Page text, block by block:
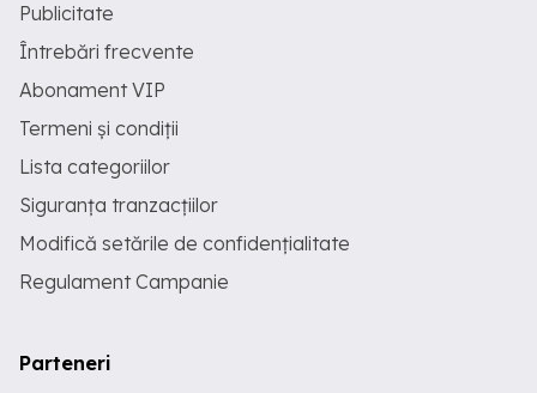
Publicitate
Întrebări frecvente
Abonament VIP
Termeni și condiții
Lista categoriilor
Siguranța tranzacțiilor
Modifică setările de confidențialitate
Regulament Campanie
Parteneri